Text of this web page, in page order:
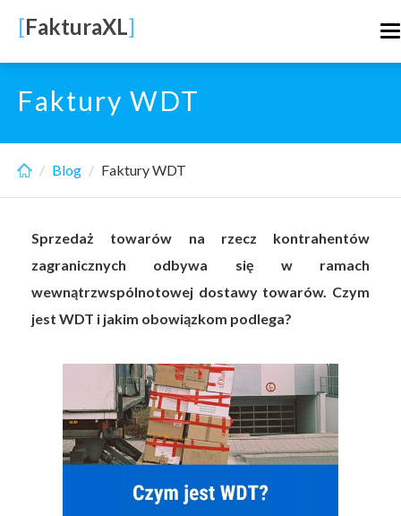
main
content
[FakturaXL]
Faktury WDT
Blog Faktury WDT
Sprzedaż towarów na rzecz kontrahentów
zagranicznych odbywa się w ramach
wewnątrzwspólnotowej dostawy towarów. Czym
jest WDT i jakim obowiązkom podlega?